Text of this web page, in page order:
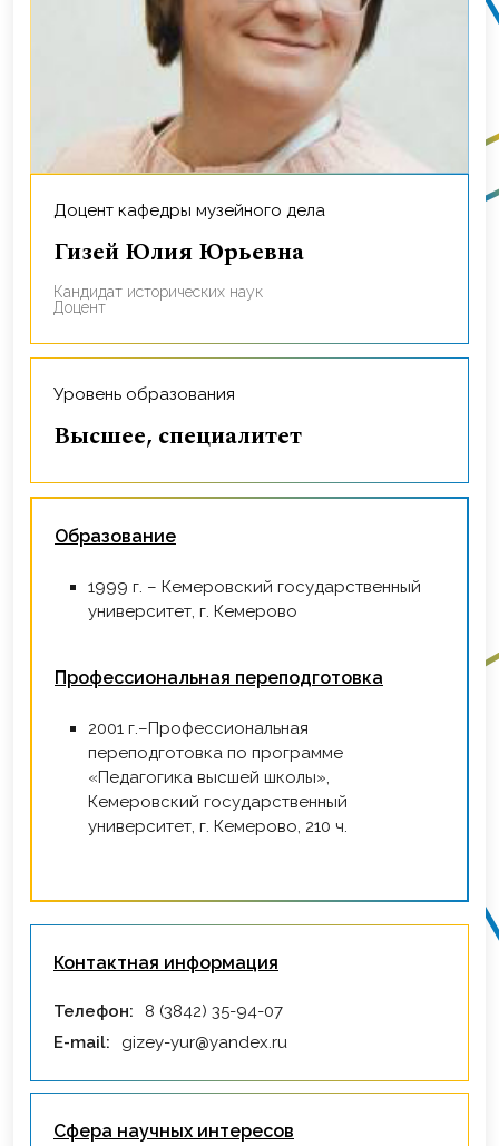
Доцент кафедры музейного дела
Гизей Юлия Юрьевна
Кандидат исторических наук
Доцент
Уровень образования
Высшее, специалитет
Образование
1999 г. – Кемеровский государственный
университет, г. Кемерово
Профессиональная переподготовка
2001 г.–Профессиональная
переподготовка по программе
«Педагогика высшей школы»,
Кемеровский государственный
университет, г. Кемерово, 210 ч.
Контактная информация
Телефон:
8 (3842) 35-94-07
E-mail:
gizey-yur@yandex.ru
Сфера научных интересов